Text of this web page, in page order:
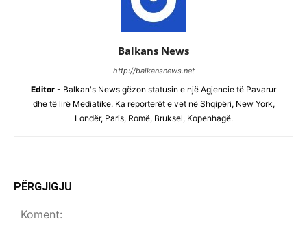
Balkans News
http://balkansnews.net
Editor - Balkan's News gëzon statusin e një Agjencie të Pavarur
dhe të lirë Mediatike. Ka reporterët e vet në Shqipëri, New York,
Londër, Paris, Romë, Bruksel, Kopenhagë.
PËRGJIGJU